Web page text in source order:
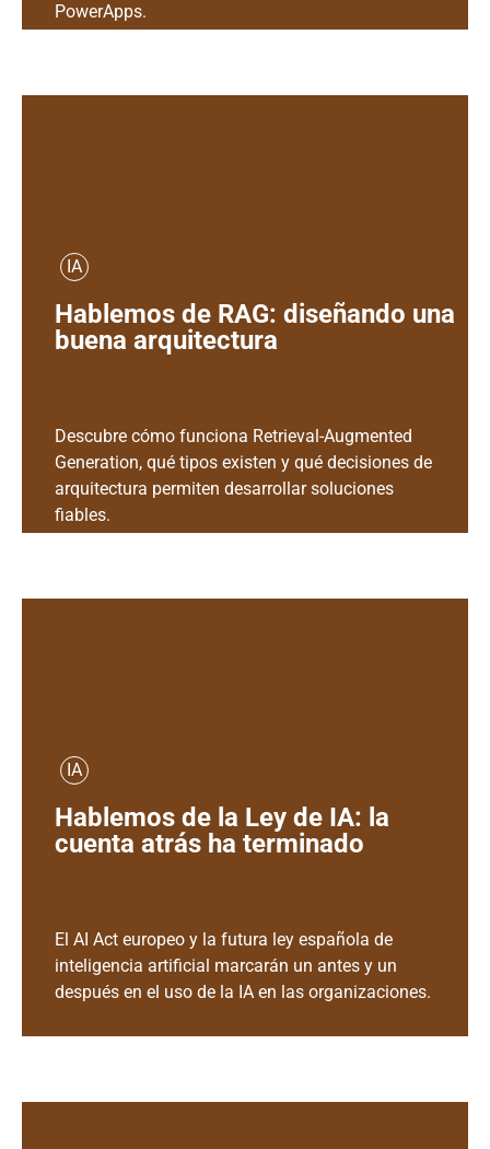
PowerApps.
IA
Hablemos de RAG: diseñando una
buena arquitectura
Descubre cómo funciona Retrieval-Augmented
Generation, qué tipos existen y qué decisiones de
arquitectura permiten desarrollar soluciones
fiables.
IA
Hablemos de la Ley de IA: la
cuenta atrás ha terminado
El AI Act europeo y la futura ley española de
inteligencia artificial marcarán un antes y un
después en el uso de la IA en las organizaciones.